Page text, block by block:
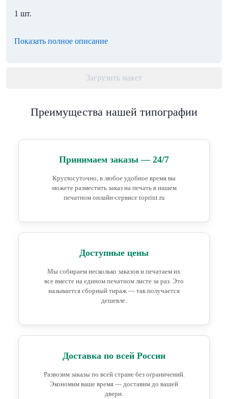
1 шт.
Показать полное описание
Загрузить макет
Преимущества нашей типографии
Принимаем заказы — 24/7
Круглосуточно, в любое удобное время вы
можете разместить заказ на печать в нашем
печатном онлайн-сервисе toprint.ru
Доступные цены
Мы собираем несколько заказов и печатаем их
все вместе на едином печатном листе за раз. Это
называется сборный тираж — так получается
дешевле.
Доставка по всей России
Развозим заказы по всей стране без ограничений.
Экономим ваше время — доставим до вашей
двери.